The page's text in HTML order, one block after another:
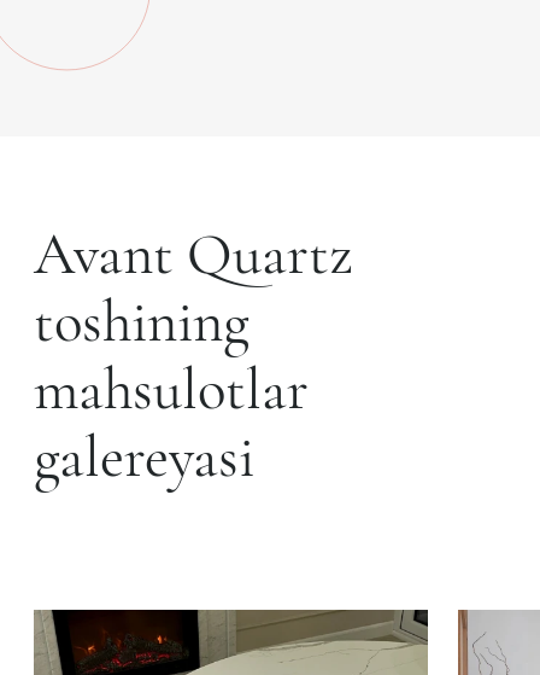
Avant Quartz
toshining
mahsulotlar
galereyasi